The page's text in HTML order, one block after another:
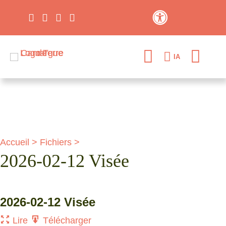
IA
Accueil > Fichiers >
2026-02-12 Visée
2026-02-12 Visée
Lire Télécharger